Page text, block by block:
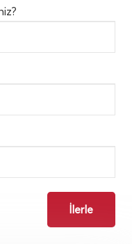
İlerle